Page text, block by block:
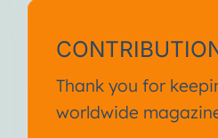
Thank you for
worldwide